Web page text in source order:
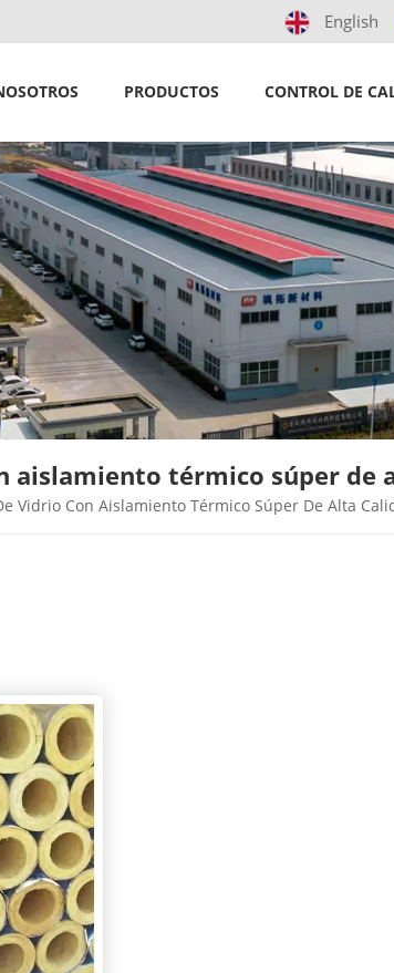
English
PRODUCTOS CONTROL DE
aislamiento térmico súper de
Vidrio Con Aislamiento Térmico Súper De Alta